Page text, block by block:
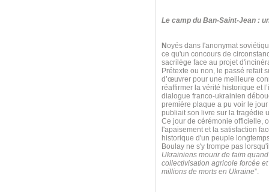
Le camp du Ban-Saint-Jean :
Noyés dans l'anonymat
ce qu'un concours de
sacrilège face au projet
Prétexte ou non, le passé refait
d’œuvrer pour une meilleure
réaffirmer la vérité historique et
dialogue franco-ukrainien
première plaque a pu voir le
publiait son livre sur la tragédie
Ce jour de cérémonie officielle,
l'apaisement et la satisfaction
historique d'un peuple
Boulay ne s'y trompe pas
Ukrainiens mourir de faim
collectivisation agricole forcée
millions de morts en Ukraine”.